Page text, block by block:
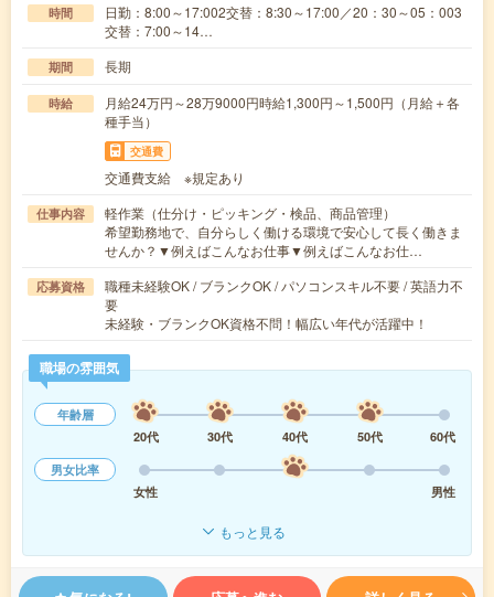
時間
日勤：8:00～17:002交替：8:30～17:00／20：30～05：003
交替：7:00～14…
期間 長期
時給
月給24万円～28万9000円時給1,300円～1,500円（月給＋各
種手当）
交通費
交通費支給 ※規定あり
仕事内容
軽作業（仕分け・ピッキング・検品、商品管理）
希望勤務地で、自分らしく働ける環境で安心して長く働きま
せんか？▼例えばこんなお仕事▼例えばこんなお仕…
応募資格
職種未経験OK / ブランクOK / パソコンスキル不要 / 英語力不
要
未経験・ブランクOK資格不問！幅広い年代が活躍中！
職場の雰囲気
年齢層
20代
30代 40代 50代
60代
男女比率
女性
男性
もっと見る